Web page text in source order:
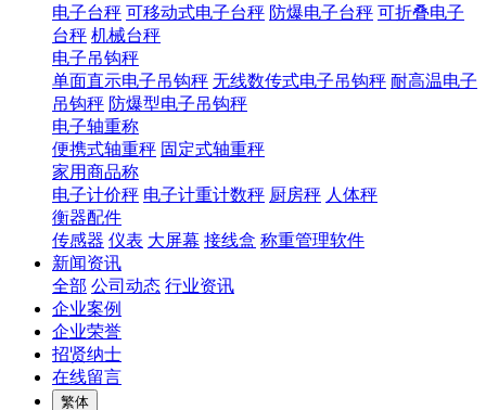
电子台秤 可移动式电子台秤 防爆电子台秤 可折叠电子
台秤 机械台秤
电子吊钩秤
单面直示电子吊钩秤 无线数传式电子吊钩秤 耐高温电子
吊钩秤 防爆型电子吊钩秤
电子轴重称
便携式轴重秤 固定式轴重秤
家用商品称
电子计价秤 电子计重计数秤 厨房秤 人体秤
衡器配件
传感器 仪表 大屏幕 接线盒 称重管理软件
新闻资讯
全部 公司动态 行业资讯
企业案例
企业荣誉
招贤纳士
在线留言
繁体